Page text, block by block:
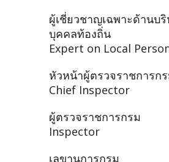
ผู้เชี่ยวชาญเฉพาะด้านบ
บุคคลท้องถิ่น
Expert on Local
หัวหน้าผู้ตรวจราชการก
Chief Inspector
ผู้ตรวจราชการกรม
Inspector
เลขานุการกรม